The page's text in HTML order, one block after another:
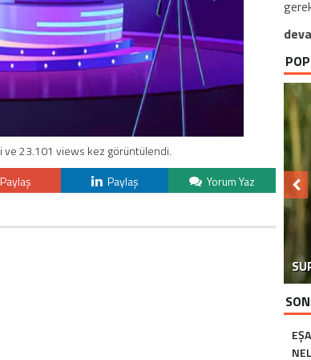
23.101 views kez görüntülendi.
Paylaş Paylaş Yorum Yaz